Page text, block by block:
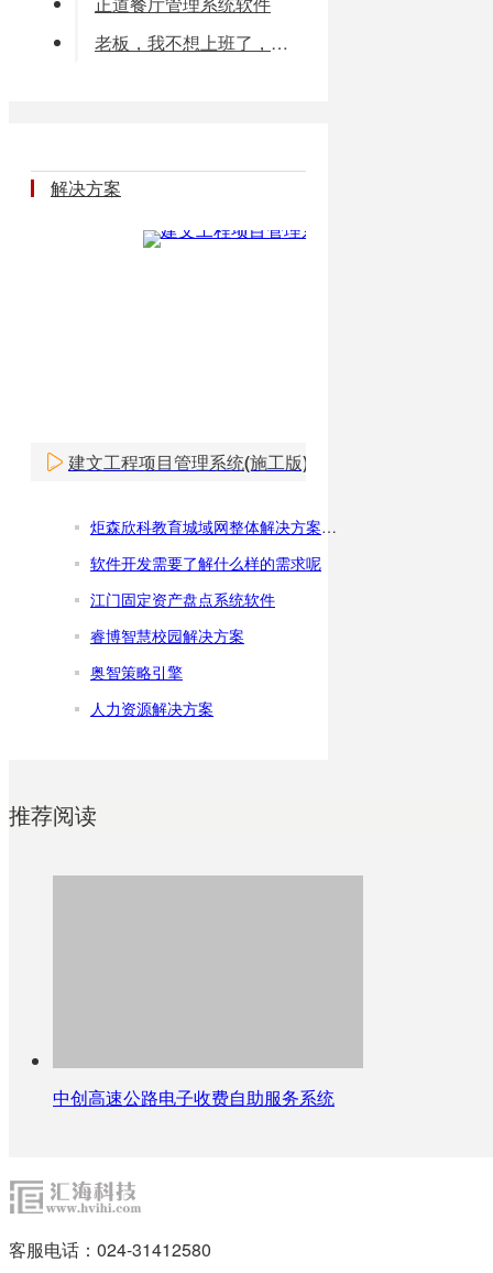
老板，我不想上班了，我想工作！
解决方案
建文工程项目管理系统(施工版)
炬森欣科教育城域网整体解决方案综述
软件开发需要了解什么样的需求呢
江门固定资产盘点系统软件
睿博智慧校园解决方案
奥智策略引擎
人力资源解决方案
推荐阅读
中创高速公路电子收费自助服务系统
客服电话：024-31412580